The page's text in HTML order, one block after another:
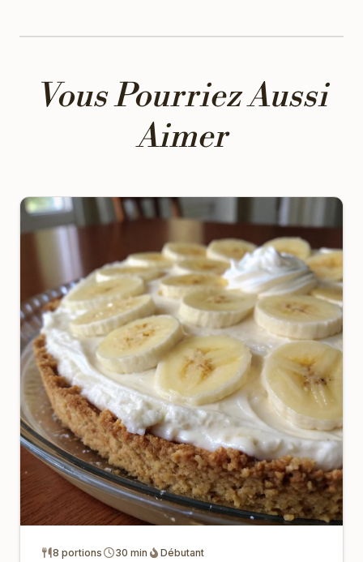
Vous Pourriez Aussi
Aimer
8 portions 30 min Débutant